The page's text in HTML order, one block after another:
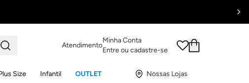
Minha Conta
Entre ou cadastre-se
Atendimento
Size Infantil OUTLET Nossas Lojas